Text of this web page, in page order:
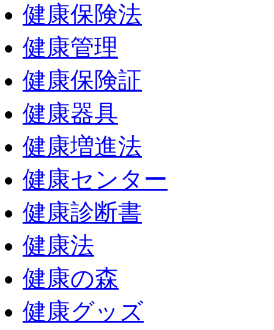
健康保険法
健康管理
健康保険証
健康器具
健康増進法
健康センター
健康診断書
健康法
健康の森
健康グッズ